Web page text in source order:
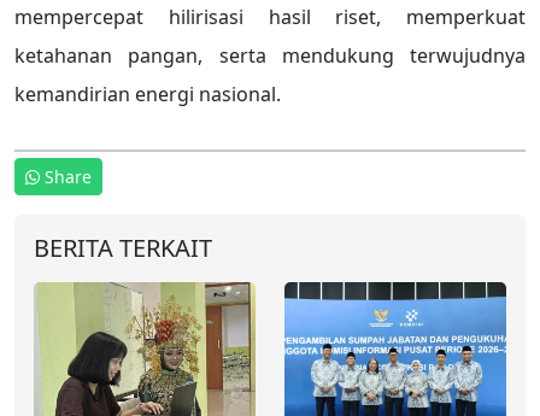
mempercepat hilirisasi hasil riset, memperkuat
ketahanan pangan, serta mendukung terwujudnya
kemandirian energi nasional.
Share
BERITA TERKAIT